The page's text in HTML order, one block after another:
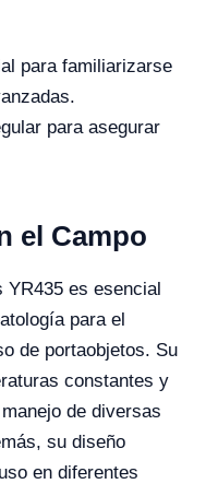
para familiarizarse
para asegurar
el Campo
YR435 es esencial
para el
de portaobjetos. Su
constantes y
de diversas
su diseño
en diferentes